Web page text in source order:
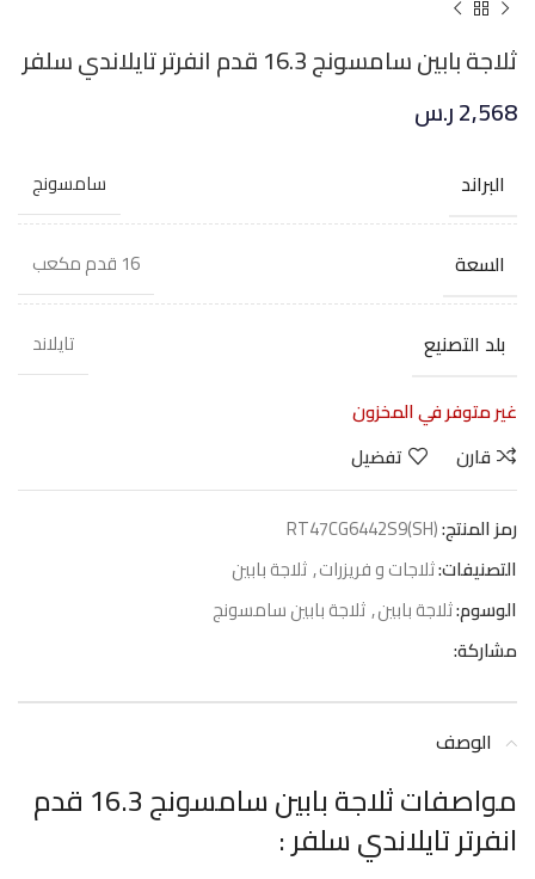
ثلاجة بابين سامسونج 16.3 قدم انفرتر تايلاندي سلفر
2,568ر.س
البراند سامسونج
السعة 16 قدم مكعب
بلد التصنيع
تايلاند
غير متوفر في المخزون
قارن
تفضيل
رمز المنتج:RT47CG6442S9(SH)
التصنيفات:ثلاجات و فريزرات,ثلاجة بابين
الوسوم:ثلاجة بابين,ثلاجة بابين سامسونج
مشاركة:
الوصف
مواصفات ثلاجة بابين سامسونج 16.3 قدم
انفرتر تايلاندي سلفر :